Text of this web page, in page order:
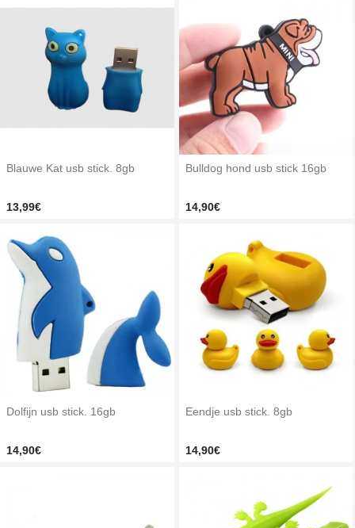
Blauwe Kat usb stick. 8gb
13,99€
Bulldog hond usb stick 16gb
14,90€
Dolfijn usb stick. 16gb
14,90€
Eendje usb stick. 8gb
14,90€